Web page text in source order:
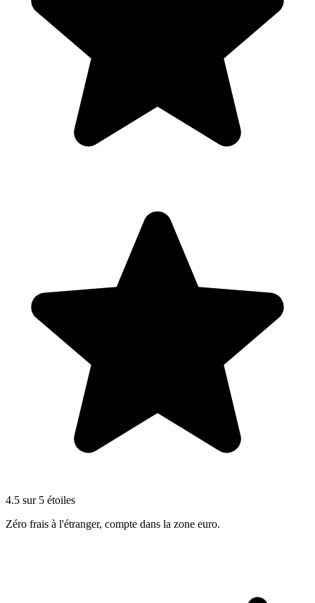
4.5 sur 5 étoiles
Zéro frais à l'étranger, compte dans la zone euro.